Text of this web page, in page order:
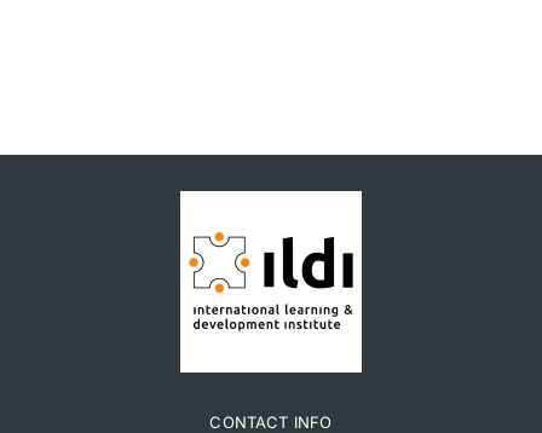
CONTACT INFO